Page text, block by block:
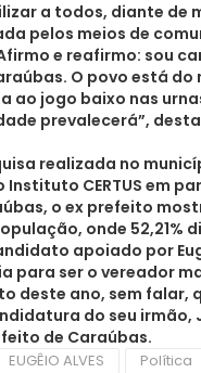
a todos, diante de
pelos meios de
e reafirmo: sou
O povo está do
ao jogo baixo nas
prevalecerá”,
realizada no
Instituto CERTUS em
o ex prefeito
onde 52,21%
apoiado por
para ser o vereador
deste ano, sem falar,
do seu irmão,
de Caraúbas.
EUGÊIO ALVES Política